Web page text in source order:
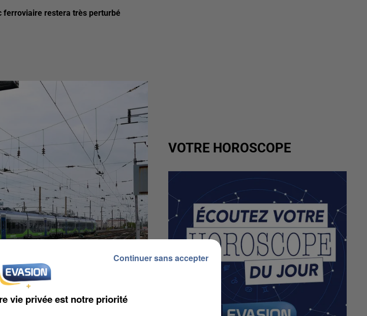
ferroviaire restera très perturbé
VOTRE HOROSCOPE
vie privée est notre priorité
Continuer sans accepter